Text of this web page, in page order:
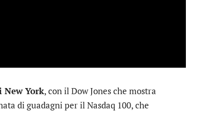
New York, con ilDow Jonesche mostra
di guadagni per ilNasdaq 100, che